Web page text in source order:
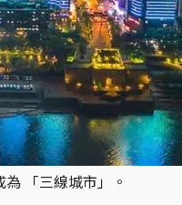
「三線城市」。